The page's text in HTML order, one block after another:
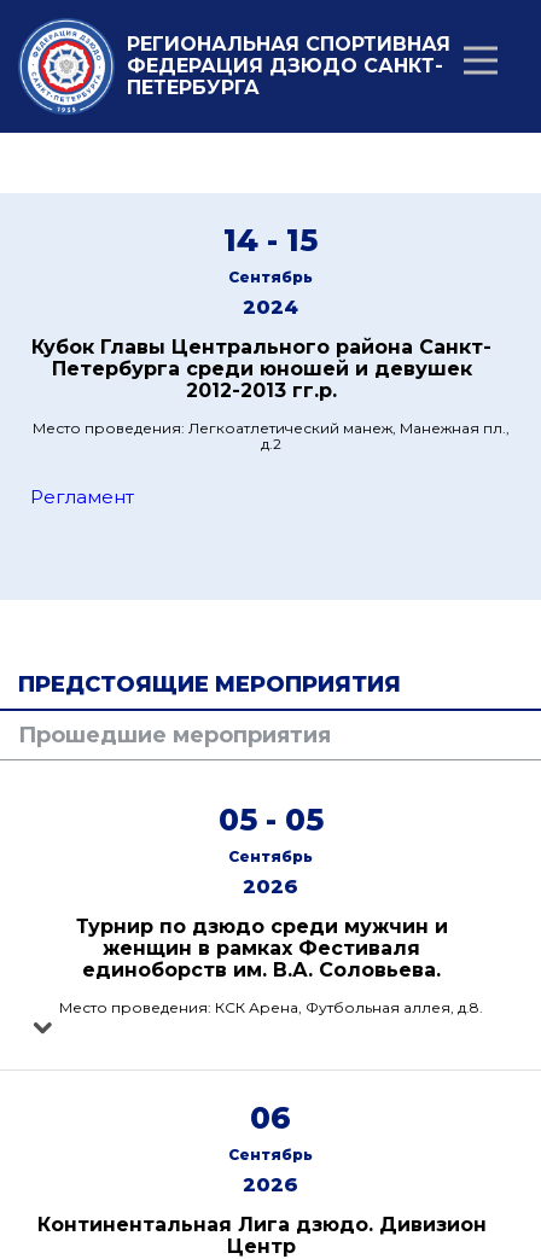
РЕГИОНАЛЬНАЯ СПОРТИВНАЯ
ФЕДЕРАЦИЯ ДЗЮДО САНКТ-
ПЕТЕРБУРГА
14 - 15
Сентябрь
2024
Кубок Главы Центрального района Санкт-
Петербурга среди юношей и девушек
2012-2013 гг.р.
Место проведения: Легкоатлетический манеж, Манежная пл.,
д.2
Регламент
ПРЕДСТОЯЩИЕ МЕРОПРИЯТИЯ
Прошедшие мероприятия
05 - 05
Сентябрь
2026
Турнир по дзюдо среди мужчин и
женщин в рамках Фестиваля
единоборств им. В.А. Соловьева.
Место проведения: КСК Арена, Футбольная аллея, д.8.
06
Сентябрь
2026
Континентальная Лига дзюдо. Дивизион
Центр